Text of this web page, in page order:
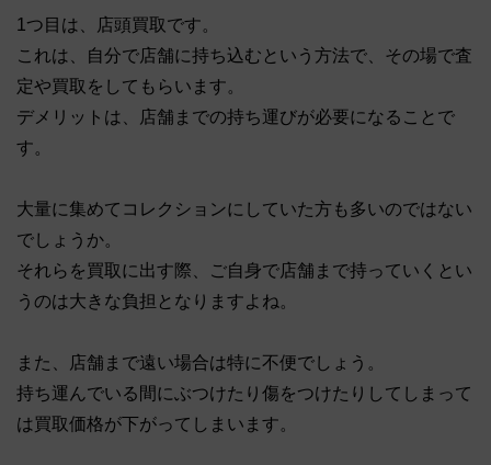
1つ目は、店頭買取です。
これは、自分で店舗に持ち込むという方法で、その場で査
定や買取をしてもらいます。
デメリットは、店舗までの持ち運びが必要になることで
す。
大量に集めてコレクションにしていた方も多いのではない
でしょうか。
それらを買取に出す際、ご自身で店舗まで持っていくとい
うのは大きな負担となりますよね。
また、店舗まで遠い場合は特に不便でしょう。
持ち運んでいる間にぶつけたり傷をつけたりしてしまって
は買取価格が下がってしまいます。